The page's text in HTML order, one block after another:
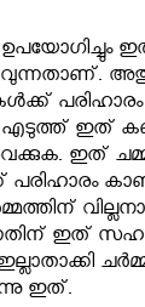
എടുത്ത് ഇത്
ഇത്
ഇത്
ഇത്.